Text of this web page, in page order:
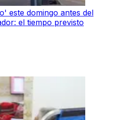
este domingo antes del
el tiempo previsto